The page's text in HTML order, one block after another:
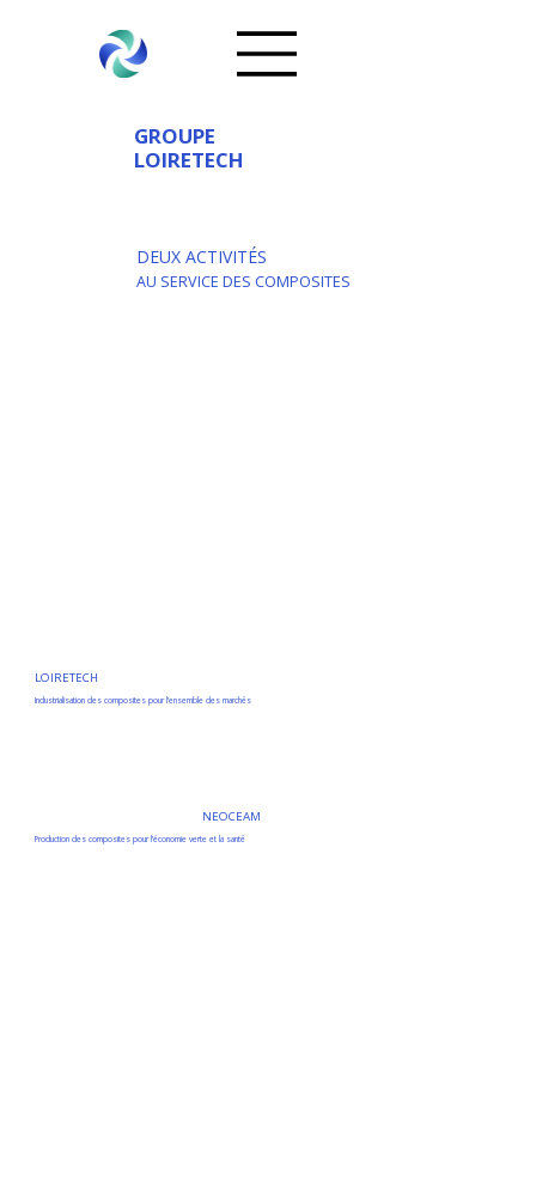
NEOCEAM
Production des composites pour l’économie verte et la santé
LOIRETECH
Industrialisation des composites pour l’ensemble des marchés
GROUPE
LOIRETECH
DEUX ACTIVITÉS
AU SERVICE DES COMPOSITES